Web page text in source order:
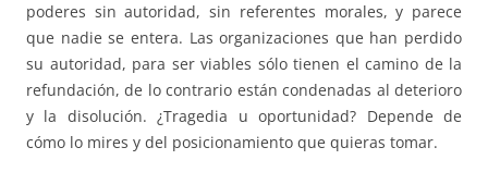
poderes sin autoridad, sin referentes morales, y parece
que nadie se entera. Las organizaciones que han perdido
su autoridad, para ser viables sólo tienen el camino de la
refundación, de lo contrario están condenadas al deterioro
y la disolución. ¿Tragedia u oportunidad? Depende de
cómo lo mires y del posicionamiento que quieras tomar.